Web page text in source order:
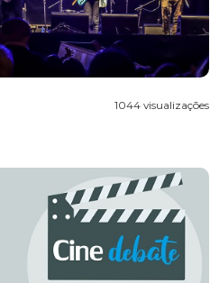
1044 visualizações